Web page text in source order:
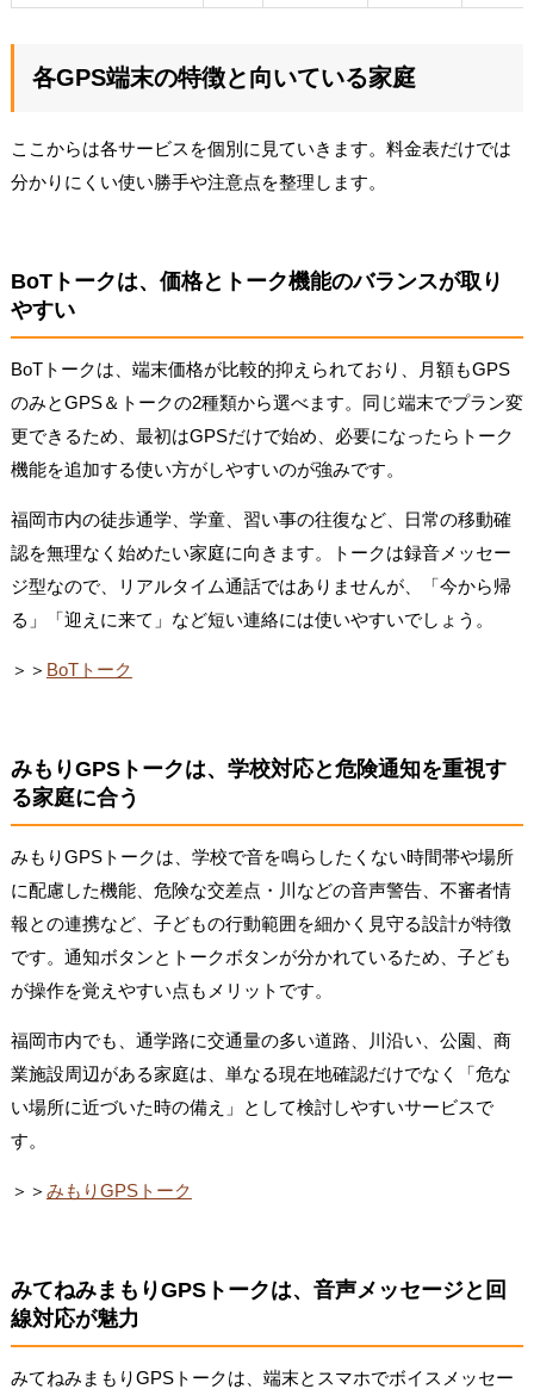
各GPS端末の特徴と向いている家庭
ここからは各サービスを個別に見ていきます。料金表だけでは
分かりにくい使い勝手や注意点を整理します。
BoTトークは、価格とトーク機能のバランスが取り
やすい
BoTトークは、端末価格が比較的抑えられており、月額もGPS
のみとGPS＆トークの2種類から選べます。同じ端末でプラン変
更できるため、最初はGPSだけで始め、必要になったらトーク
機能を追加する使い方がしやすいのが強みです。
福岡市内の徒歩通学、学童、習い事の往復など、日常の移動確
認を無理なく始めたい家庭に向きます。トークは録音メッセー
ジ型なので、リアルタイム通話ではありませんが、「今から帰
る」「迎えに来て」など短い連絡には使いやすいでしょう。
＞＞ BoTトーク
みもりGPSトークは、学校対応と危険通知を重視す
る家庭に合う
みもりGPSトークは、学校で音を鳴らしたくない時間帯や場所
に配慮した機能、危険な交差点・川などの音声警告、不審者情
報との連携など、子どもの行動範囲を細かく見守る設計が特徴
です。通知ボタンとトークボタンが分かれているため、子ども
が操作を覚えやすい点もメリットです。
福岡市内でも、通学路に交通量の多い道路、川沿い、公園、商
業施設周辺がある家庭は、単なる現在地確認だけでなく「危な
い場所に近づいた時の備え」として検討しやすいサービスで
す。
＞＞ みもりGPSトーク
みてねみまもりGPSトークは、音声メッセージと回
線対応が魅力
みてねみまもりGPSトークは、端末とスマホでボイスメッセー